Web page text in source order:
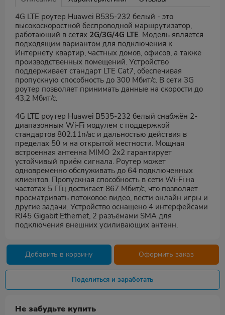
4G LTE роутер Huawei B535-232 белый - это
высокоскоростной беспроводной маршрутизатор,
работающий в сетях 2G/3G/4G LTE. Модель является
подходящим вариантом для подключения к
Интернету квартир, частных домов, офисов, а также
производственных помещений. Устройство
поддерживает стандарт LTE Cat7, обеспечивая
пропускную способность до 300 Мбит/с. В сети 3G
роутер позволяет принимать данные на скорости до
43,2 Мбит/с.
4G LTE роутер Huawei B535-232 белый снабжён 2-
диапазонным Wi-Fi модулем с поддержкой
стандартов 802.11n/ac и дальностью действия в
пределах 50 м на открытой местности. Мощная
встроенная антенна MIMO 2x2 гарантирует
устойчивый приём сигнала. Роутер может
одновременно обслуживать до 64 подключенных
клиентов. Пропускная способность в сети Wi-Fi на
частотах 5 ГГц достигает 867 Мбит/с, что позволяет
просматривать потоковое видео, вести онлайн игры и
другие задачи. Устройство оснащено 4 интерфейсами
RJ45 Gigabit Ethernet, 2 разъёмами SMA для
подключения внешних усиливающих антенн.
Добавить в корзину Оформить заказ
Поделиться и заработать
Не забудьте купить